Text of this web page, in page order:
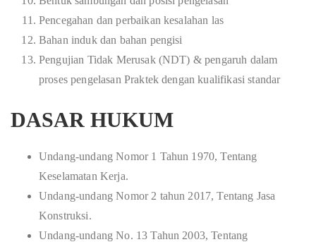
Pencegahan dan perbaikan kesalahan las
Bahan induk dan bahan pengisi
Pengujian Tidak Merusak (NDT) & pengaruh dalam
proses pengelasan Praktek dengan kualifikasi standar
DASAR HUKUM
Undang-undang Nomor 1 Tahun 1970, Tentang
Keselamatan Kerja.
Undang-undang Nomor 2 tahun 2017, Tentang Jasa
Konstruksi.
Undang-undang No. 13 Tahun 2003, Tentang